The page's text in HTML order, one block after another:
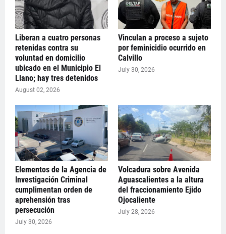
Liberan a cuatro personas
retenidas contra su
voluntad en domicilio
ubicado en el Municipio El
Llano; hay tres detenidos
August 02, 2026
Vinculan a proceso a sujeto
por feminicidio ocurrido en
Calvillo
July 30, 2026
Elementos de la Agencia de
Investigación Criminal
cumplimentan orden de
aprehensión tras
persecución
July 30, 2026
Volcadura sobre Avenida
Aguascalientes a la altura
del fraccionamiento Ejido
Ojocaliente
July 28, 2026